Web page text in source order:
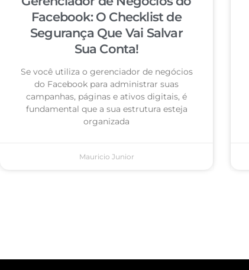
Facebook: O Checklist de
Segurança Que Vai Salvar
Sua Conta!
Se você utiliza o gerenciador de negócios
do Facebook para administrar suas
campanhas, páginas e ativos digitais, é
fundamental que a sua estrutura esteja
organizada
Mauricio Junior